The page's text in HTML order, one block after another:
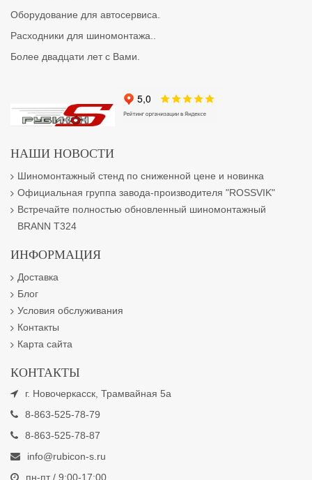
Оборудование для автосервиса.
Расходники для шиномонтажа..
Более двадцати лет с Вами.
НАШИ НОВОСТИ
Шиномонтажный стенд по сниженной цене и новинка
Официальная группа завода-производителя "ROSSVIK"
Встречайте полностью обновленный шиномонтажный
BRANN T324
ИНФОРМАЦИЯ
Доставка
Блог
Условия обслуживания
Контакты
Карта сайта
КОНТАКТЫ
г. Новочеркасск, Трамвайная 5а
8-863-525-78-79
8-863-525-78-87
info@rubicon-s.ru
пн-пт / 9:00-17:00